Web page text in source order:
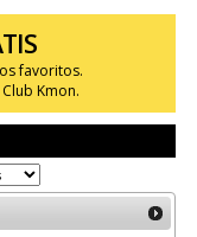
favoritos.
Kmon.